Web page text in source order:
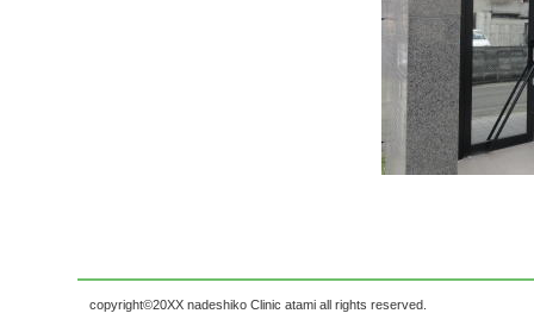
copyright©20XX nadeshiko Clinic atami all rights reserved.